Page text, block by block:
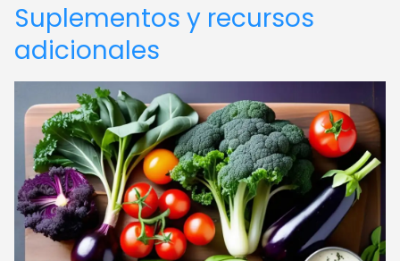
Suplementos y recursos
adicionales